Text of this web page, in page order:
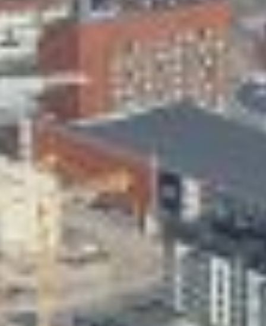
Skeittihalli
Varhaiskasvatus
Ateria- ja välipalamaksut
Mämminiemi
Taideapteekki
Kirjasto
Valon Kaupunki
Lasten Lysti & LystiKylä-festivaali